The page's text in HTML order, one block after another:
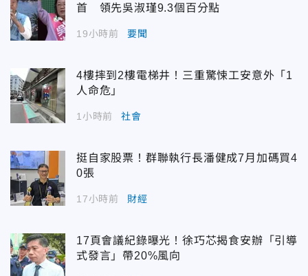
首 領先吳淑瑾9.3個百分點
19小時前 要聞
4樓摔到2樓電梯井！三重驚悚工安意外「1
人命危」
1小時前 社會
挺自家股票！群聯執行長潘健成7月加碼買4
0張
17小時前 財經
17頁會議紀錄曝光！徐巧芯揭食安辦「引導
式發言」帶20%風向